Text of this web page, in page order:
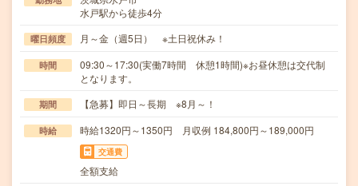
水戸駅から徒歩4分
曜日頻度 月～金（週5日） ※土日祝休み！
時間
09:30～17:30(実働7時間 休憩1時間)※お昼休憩は交代制
となります。
期間 【急募】即日～長期 ※8月～！
時給 時給1320円～1350円 月収例 184,800円～189,000円
交通費
全額支給